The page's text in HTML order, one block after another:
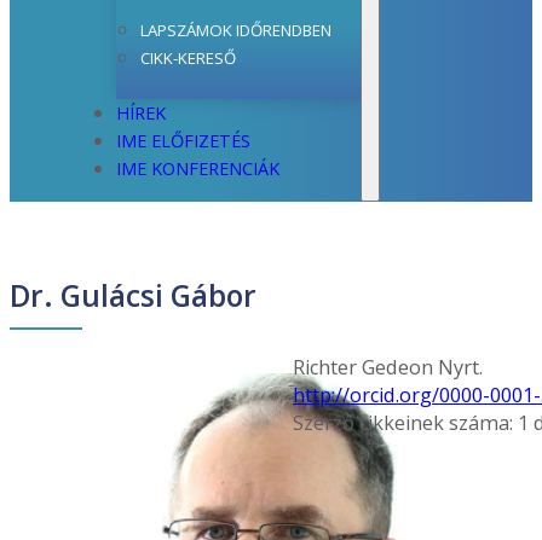
LAPSZÁMOK IDŐRENDBEN
CIKK-KERESŐ
HÍREK
IME ELŐFIZETÉS
IME KONFERENCIÁK
Dr. Gulácsi Gábor
Richter Gedeon Nyrt.
http://orcid.org/0000-0001-
Szerző cikkeinek száma: 1